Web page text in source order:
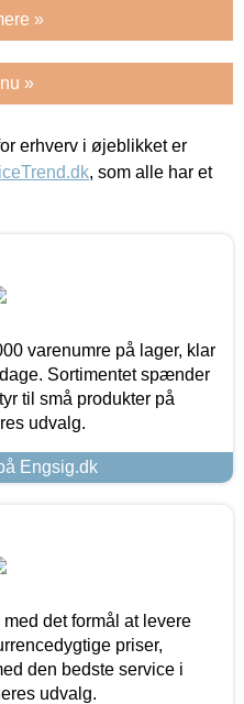
»
»
erhverv i øjeblikket er
, som alle har et
varenumre på lager, klar
Sortimentet spænder
til små produkter på
udvalg.
Engsig.dk
det formål at levere
priser,
den bedste service i
udvalg.